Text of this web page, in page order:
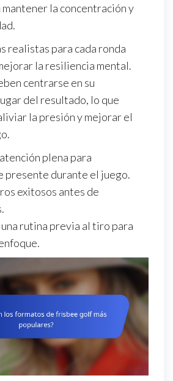
mantener la concentración y
realistas para cada ronda
la resiliencia mental.
centrarse en su
del resultado, lo que
la presión y mejorar el
plena para
presente durante el juego.
exitosos antes de
rutina previa al tiro para